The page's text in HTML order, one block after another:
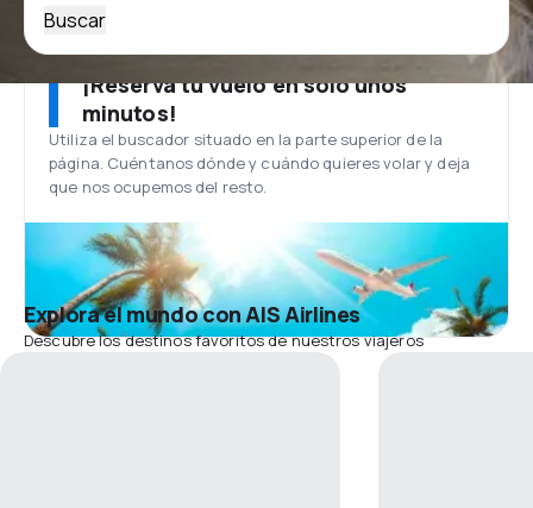
Buscar
¡Reserva tu vuelo en solo unos
minutos!
Utiliza el buscador situado en la parte superior de la
página. Cuéntanos dónde y cuándo quieres volar y deja
que nos ocupemos del resto.
Explora el mundo con AIS Airlines
Descubre los destinos favoritos de nuestros viajeros